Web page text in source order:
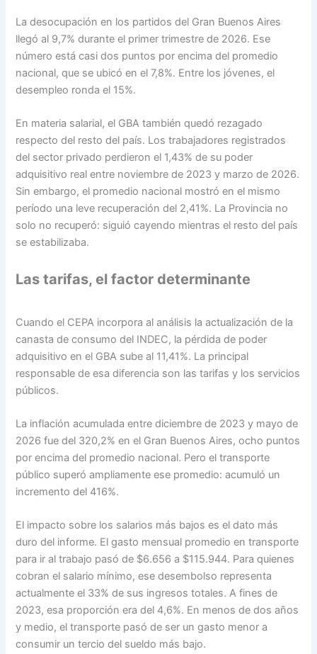
La desocupación en los partidos del Gran Buenos Aires
llegó al 9,7% durante el primer trimestre de 2026. Ese
número está casi dos puntos por encima del promedio
nacional, que se ubicó en el 7,8%. Entre los jóvenes, el
desempleo ronda el 15%.
En materia salarial, el GBA también quedó rezagado
respecto del resto del país. Los trabajadores registrados
del sector privado perdieron el 1,43% de su poder
adquisitivo real entre noviembre de 2023 y marzo de 2026.
Sin embargo, el promedio nacional mostró en el mismo
período una leve recuperación del 2,41%. La Provincia no
solo no recuperó: siguió cayendo mientras el resto del país
se estabilizaba.
Las tarifas, el factor determinante
Cuando el CEPA incorpora al análisis la actualización de la
canasta de consumo del INDEC, la pérdida de poder
adquisitivo en el GBA sube al 11,41%. La principal
responsable de esa diferencia son las tarifas y los servicios
públicos.
La inflación acumulada entre diciembre de 2023 y mayo de
2026 fue del 320,2% en el Gran Buenos Aires, ocho puntos
por encima del promedio nacional. Pero el transporte
público superó ampliamente ese promedio: acumuló un
incremento del 416%.
El impacto sobre los salarios más bajos es el dato más
duro del informe. El gasto mensual promedio en transporte
para ir al trabajo pasó de $6.656 a $115.944. Para quienes
cobran el salario mínimo, ese desembolso representa
actualmente el 33% de sus ingresos totales. A fines de
2023, esa proporción era del 4,6%. En menos de dos años
y medio, el transporte pasó de ser un gasto menor a
consumir un tercio del sueldo más bajo.